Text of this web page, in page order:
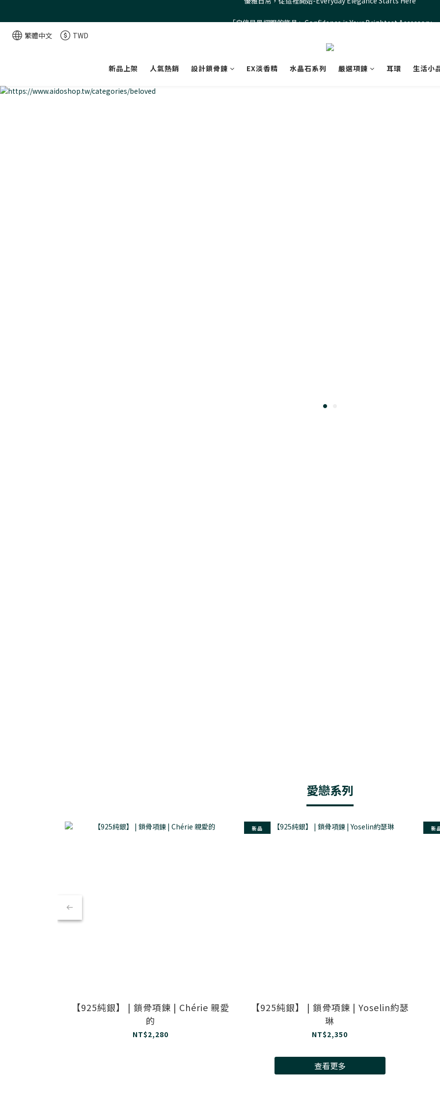
繁體中文 TWD
新品上架 人氣熱銷 設計鎖骨鍊 EX淡香精 水晶石系列 嚴選項鍊 耳環 生活小
愛戀系列
【925純銀】 | 鎖骨項鍊 | Chérie 親愛
的
NT$2,280
新品
【925純銀】 | 鎖骨項鍊 | Yoselin約瑟
琳
NT$2,350
新
查看更多